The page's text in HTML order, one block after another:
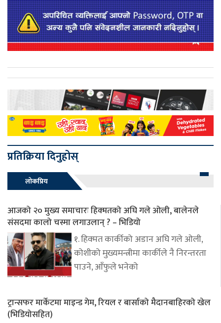
प्रतिक्रिया दिनुहोस्
लोकप्रिय
आजको २० मुख्य समाचारः हिक्मतको अघि गले ओली, बालेनले
संसदमा कालो चस्मा लगाउलान् ? – भिडियो
१. हिक्मत कार्कीको अडान अघि गले ओली,
कोशीको मुख्यमन्त्रीमा कार्कीले नै निरन्तरता
पाउने, आँफुले भनेको
ट्रान्सफर मार्केटमा माइन्ड गेम, रियल र बार्साको मैदानबाहिरको खेल
(भिडियोसहित)